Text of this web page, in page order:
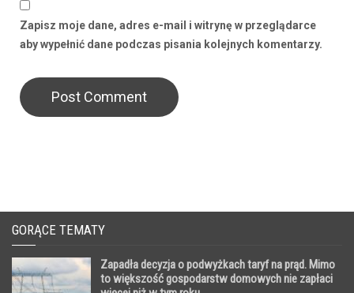
Zapisz moje dane, adres e-mail i witrynę w przeglądarce
aby wypełnić dane podczas pisania kolejnych komentarzy.
GORĄCE TEMATY
Zapadła decyzja o podwyżkach taryf na prąd. Mimo
to większość gospodarstw domowych nie zapłaci